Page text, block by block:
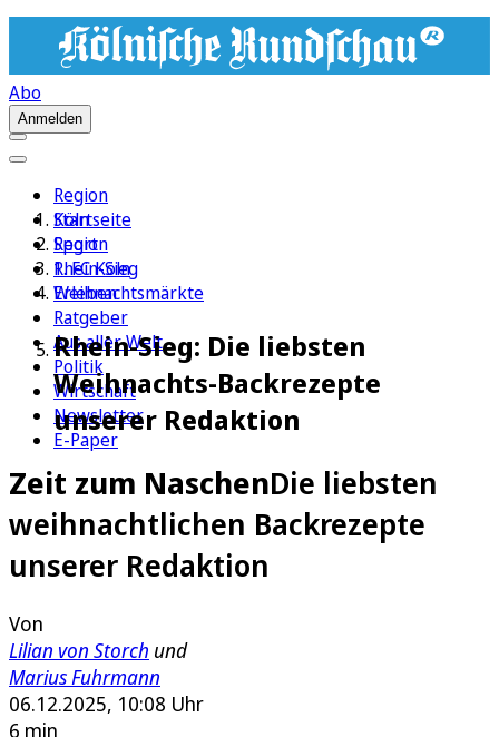
Abo
Anmelden
Region
Köln
Sport
1. FC Köln
Erleben
Ratgeber
Aus aller Welt
Politik
Wirtschaft
Newsletter
E-Paper
Startseite
Region
Rhein-Sieg
Weihnachtsmärkte
Rhein-Sieg: Die liebsten
Weihnachts-Backrezepte
unserer Redaktion
Zeit zum NaschenDie liebsten
weihnachtlichen Backrezepte
unserer Redaktion
Von
Lilian von Storch und
Marius Fuhrmann
06.12.2025, 10:08 Uhr
6 min